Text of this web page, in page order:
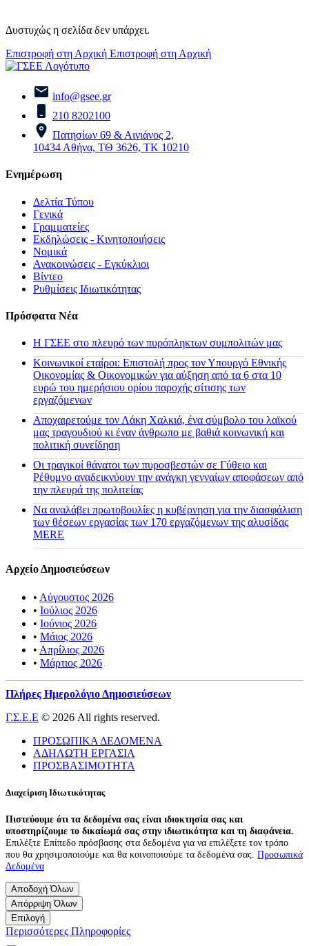
Δυστυχώς η σελίδα δεν υπάρχει.
Επιστροφή στη Αρχική Επιστροφή στη Αρχική
info@gsee.gr
210 8202100
Πατησίων 69 & Αινιάνος 2,
10434 Αθήνα, ΤΘ 3626, ΤΚ 10210
Ενημέρωση
Δελτία Τύπου
Γενικά
Γραμματείες
Εκδηλώσεις - Κινητοποιήσεις
Νομικά
Ανακοινώσεις - Εγκύκλιοι
Βίντεο
Ρυθμίσεις Ιδιωτικότητας
Πρόσφατα Νέα
H ΓΣΕΕ στο πλευρό των πυρόπληκτων συμπολιτών μας
Κοινωνικοί εταίροι: Επιστολή προς τον Υπουργό Εθνικής
Οικονομίας & Οικονομικών για αύξηση από τα 6 στα 10
ευρώ του ημερήσιου ορίου παροχής σίτισης των
εργαζόμενων
Αποχαιρετούμε τον Λάκη Χαλκιά, ένα σύμβολο του λαϊκού
μας τραγουδιού κι έναν άνθρωπο με βαθιά κοινωνική και
πολιτική συνείδηση
Οι τραγικοί θάνατοι των πυροσβεστών σε Γύθειο και
Ρέθυμνο αναδεικνύουν την ανάγκη γενναίων αποφάσεων από
την πλευρά της πολιτείας
Να αναλάβει πρωτοβουλίες η κυβέρνηση για την διασφάλιση
των θέσεων εργασίας των 170 εργαζόμενων της αλυσίδας
MERE
Αρχείο Δημοσιεύσεων
• Αύγουστος 2026
• Ιούλιος 2026
• Ιούνιος 2026
• Μάιος 2026
• Απρίλιος 2026
• Μάρτιος 2026
Πλήρες Ημερολόγιο Δημοσιεύσεων
Γ.Σ.Ε.Ε © 2026 All rights reserved.
ΠΡΟΣΩΠΙΚΑ ΔΕΔΟΜΕΝΑ
ΑΔΗΛΩΤΗ ΕΡΓΑΣΙΑ
ΠΡΟΣΒΑΣΙΜΟΤΗΤΑ
Διαχείριση Ιδιωτικότητας
Πιστεύουμε ότι τα δεδομένα σας είναι ιδιοκτησία σας και
υποστηρίζουμε το δικαίωμά σας στην ιδιωτικότητα και τη διαφάνεια.
Επιλέξτε Επίπεδο πρόσβασης στα δεδομένα για να επιλέξετε τον τρόπο
που θα χρησιμοποιούμε και θα κοινοποιούμε τα δεδομένα σας. Προσωπικά
Δεδομένα
Αποδοχή Όλων
Απόρριψη Όλων
Επιλογή
Περισσότερες Πληροφορίες